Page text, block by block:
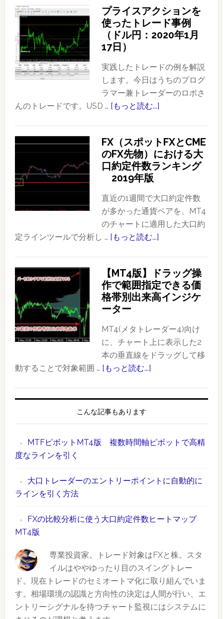
プライスアクションを
使ったトレード事例
（ドル円：2020年1月
17日）
実践したトレードの例を解説
します。今日はうちのプログ
ラマー兼トレーダーのロボさ
んのトレードです。USD … [もっと読む...]
イ
ス
ア
シ
ョ
ン
た
ト
レ
ド
事
例
円：
月
日）
FX（スポットFXとCME
のFX先物）における大
口約定件数ランキング
2019年版
直近の1週間で大口約定件数
が多かった通貨ペアを、MT4
のチャートに適用した大口約
定ラインツールで分析し … [もっと読む...]
ッ
ト
FX
CME
の
FX
大
約
定
数
ラ
ン
グ
2019
年
【MT4版】ドラッグ操
作で範囲指定できる価
格帯別出来高インジケ
ーター
MT4(メタトレーダー4)向け
に、チャート上に表示した2
本の垂直線をドラッグして移
動することで対象範囲 … [もっと読む...]
グ
作
で
指
で
き
る
価
格
こんな記事もあります
MTFピボットMT4版 複数時間軸ピボットで高精
度なラインを引く
大口トレーダーのエントリーポイントに自動的に
ラインを引く方法
FXの比較分析に使う大口約定件数ヒートマップ
MT4版
専業投資家。トレード対象はFXと株。スタ
イルはややゆったり目のスイングトレー
ド。現在トレードのセミオートマ化に取り組んでいま
す。相場環境の認識と方向性の決定は人間が行い、エ
ントリーシグナルを待つチャート監視にはシステムに